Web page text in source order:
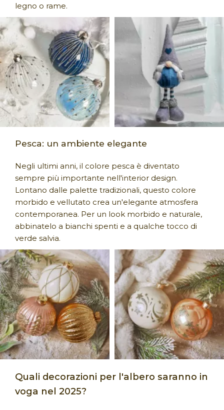
legno o rame.
Pesca: un ambiente elegante
Negli ultimi anni, il colore pesca è diventato
sempre più importante nell'interior design.
Lontano dalle palette tradizionali, questo colore
morbido e vellutato crea un'elegante atmosfera
contemporanea. Per un look morbido e naturale,
abbinatelo a bianchi spenti e a qualche tocco di
verde salvia.
Quali decorazioni per l'albero saranno in
voga nel 2025?